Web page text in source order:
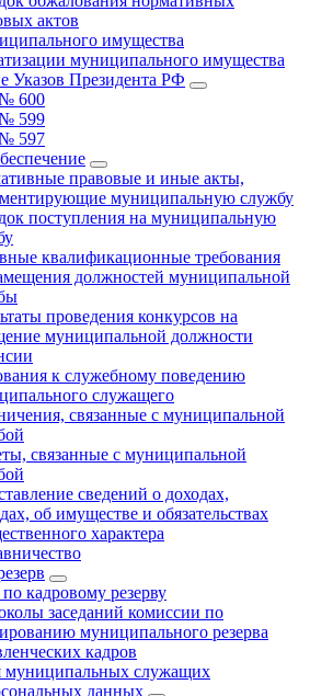
актов
имущества
муниципального имущества
Указов Президента РФ
600
599
597
правовые и иные акты,
муниципальную службу
поступления на муниципальную
квалификационные требования
должностей муниципальной
проведения конкурсов на
муниципальной должности
к служебному поведению
служащего
связанные с муниципальной
связанные с муниципальной
сведений о доходах,
об имуществе и обязательствах
характера
кадровому резерву
заседаний комиссии по
муниципального резерва
кадров
муниципальных служащих
данных